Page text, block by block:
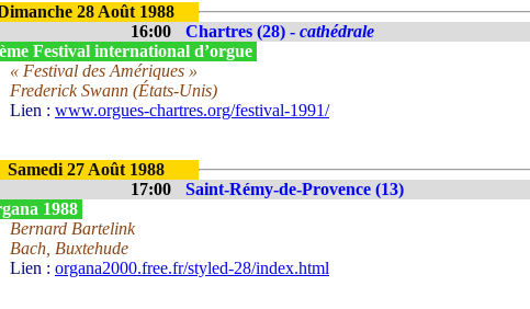
28 Août 1988
16:00
Chartres (28) - cathédrale
Festival international d’orgue
« Festival des Amériques »
Frederick Swann (États-Unis)
Lien : www.orgues-chartres.org/festival-1991/
Samedi 27 Août 1988
17:00
Saint-Rémy-de-Provence (13)
1988
Bernard Bartelink
Bach, Buxtehude
Lien : organa2000.free.fr/styled-28/index.html